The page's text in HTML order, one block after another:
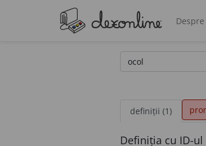
definiții (1)
Definiția cu ID-ul